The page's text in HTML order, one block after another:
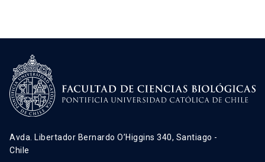
Avda. Libertador Bernardo O’Higgins 340, Santiago -
Chile